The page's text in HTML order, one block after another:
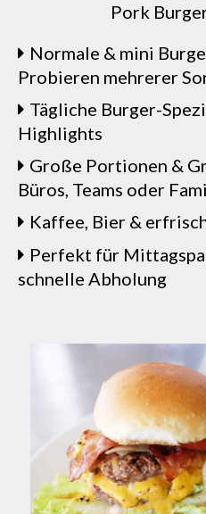
Pork
Normale & mini
Probieren mehrerer
Tägliche Burger-
Highlights
Große Portionen &
Büros, Teams oder
Kaffee, Bier &
Perfekt für
schnelle Abholung